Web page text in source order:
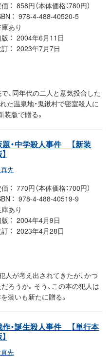
858円（本体価格：780円）
978-4-488-40520-5
あり
2004年6月11日
2023年7月7日
、同年代の二人と意気投合した
た温泉地・鬼鍬村で密室殺人に
版で贈る。
題・中学殺人事件
【新装
先
770円（本体価格：700円）
978-4-488-40519-9
あり
2004年4月9日
2023年4月28日
人が考え出されてきたが、かつ
ろうか。そう、この本の犯人は
装いも新たに贈る。
作・誕生殺人事件
【単行本
先